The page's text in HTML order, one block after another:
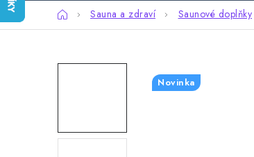
DomůSauna a zdraví Saunové doplňky
Novinka